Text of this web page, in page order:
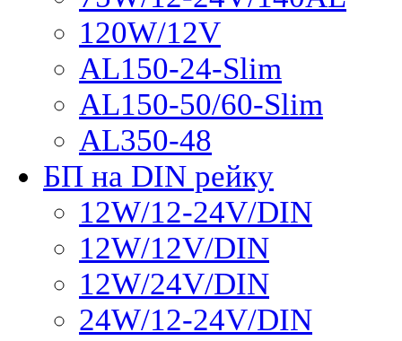
120W/12V
AL150-24-Slim
AL150-50/60-Slim
AL350-48
БП на DIN рейку
12W/12-24V/DIN
12W/12V/DIN
12W/24V/DIN
24W/12-24V/DIN